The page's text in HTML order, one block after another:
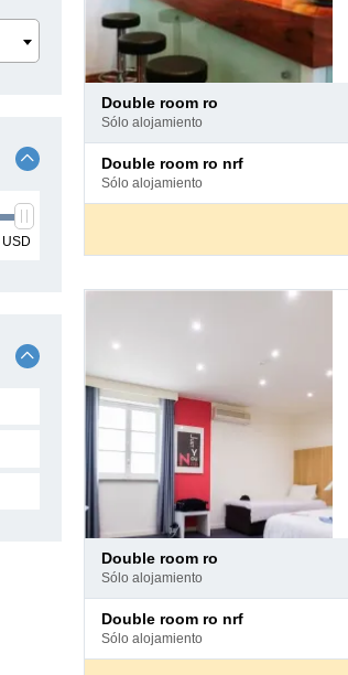
USD
double room ro
sólo alojamiento
double room ro nrf
sólo alojamiento
double room ro
sólo alojamiento
double room ro nrf
sólo alojamiento